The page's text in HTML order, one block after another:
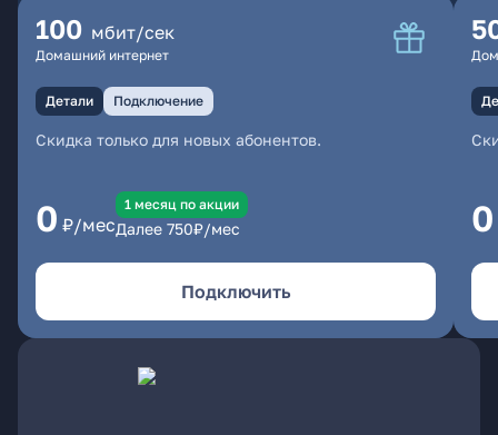
100 мбит/сек
Домашний интернет
Детали Подключение
Скидка только для новых абонентов.
0 ₽/мес
1 месяц по акции
Далее 750₽/мес
Подключить
0